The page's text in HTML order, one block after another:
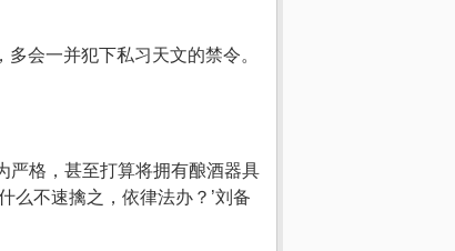
会一并犯下私习天文的禁令。
严格，甚至打算将拥有酿酒器具
么不速擒之，依律法办？’刘备